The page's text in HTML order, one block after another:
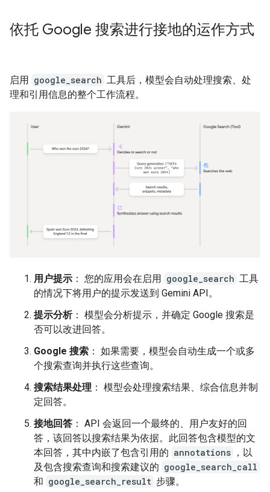
依托 Google 搜索进行接地的运作方式
启用 google_search 工具后，模型会自动处理搜索、处
理和引用信息的整个工作流程。
用户提示 ： 您的应用会在启用 google_search 工具
的情况下将用户的提示发送到 Gemini API。
提示分析： 模型会分析提示，并确定 Google 搜索是
否可以改进回答。
Google 搜索 ： 如果需要，模型会自动生成一个或多
个搜索查询并执行这些查询。
搜索结果处理 ： 模型会处理搜索结果、综合信息并制
定回答。
接地回答 ： API 会返回一个最终的、用户友好的回
答，该回答以搜索结果为依据。此回答包含模型的文
本回答，其中内嵌了包含引用的 annotations ，以
及包含搜索查询和搜索建议的 google_search_call
和 google_search_result 步骤。